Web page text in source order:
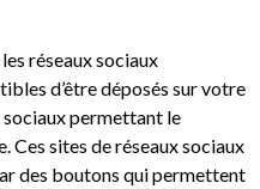
réseaux sociaux
d’être déposés sur votre
sociaux permettant le
Ces sites de réseaux sociaux
des boutons qui permettent